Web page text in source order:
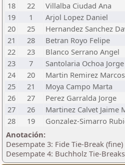
18
22 Villalba Ciudad Ana
19
1 Arjol Lopez Daniel
20
25 Hernandez Sanchez
21
28 Betran Royo Felipe
22
23 Blanco Serrano Angel
23
7 Santolaria Ochoa Jorge
24
20 Martin Remirez Marcos
25
21 Moya Campo Marta
26
27 Perez Garralda Jorge
27
26 Martinez Calvet Jaime
28
19 Gonzalez-Simarro
Anotación:
Desempate 3: Fide Tie-Break (fine)
Desempate 4: Buchholz Tie-